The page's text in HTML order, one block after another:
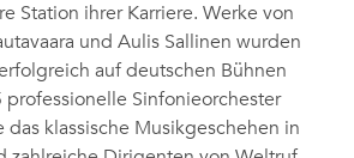
Station ihrer Karriere. Werke von
und Aulis Sallinen wurden
auf deutschen Bühnen
professionelle Sinfonieorchester
das klassische Musikgeschehen in